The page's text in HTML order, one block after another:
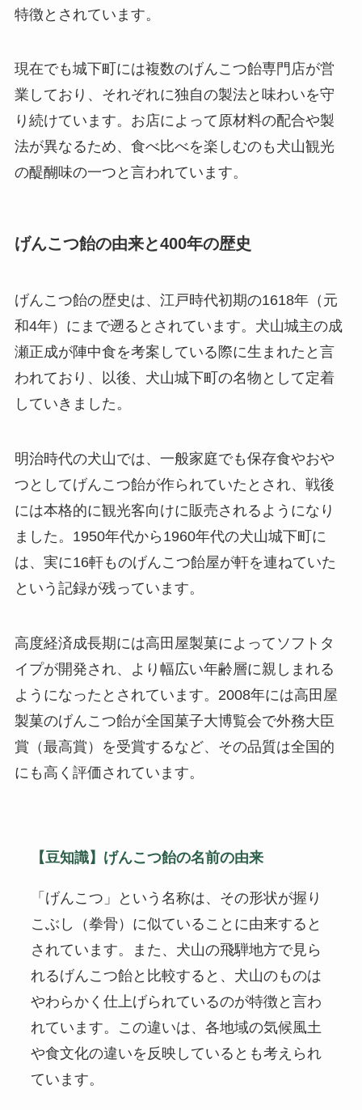
特徴とされています。
現在でも城下町には複数のげんこつ飴専門店が営
業しており、それぞれに独自の製法と味わいを守
り続けています。お店によって原材料の配合や製
法が異なるため、食べ比べを楽しむのも犬山観光
の醍醐味の一つと言われています。
げんこつ飴の由来と400年の歴史
げんこつ飴の歴史は、江戸時代初期の1618年（元
和4年）にまで遡るとされています。犬山城主の成
瀬正成が陣中食を考案している際に生まれたと言
われており、以後、犬山城下町の名物として定着
していきました。
明治時代の犬山では、一般家庭でも保存食やおや
つとしてげんこつ飴が作られていたとされ、戦後
には本格的に観光客向けに販売されるようになり
ました。1950年代から1960年代の犬山城下町に
は、実に16軒ものげんこつ飴屋が軒を連ねていた
という記録が残っています。
高度経済成長期には高田屋製菓によってソフトタ
イプが開発され、より幅広い年齢層に親しまれる
ようになったとされています。2008年には高田屋
製菓のげんこつ飴が全国菓子大博覧会で外務大臣
賞（最高賞）を受賞するなど、その品質は全国的
にも高く評価されています。
【豆知識】げんこつ飴の名前の由来
「げんこつ」という名称は、その形状が握り
こぶし（拳骨）に似ていることに由来すると
されています。また、犬山の飛騨地方で見ら
れるげんこつ飴と比較すると、犬山のものは
やわらかく仕上げられているのが特徴と言わ
れています。この違いは、各地域の気候風土
や食文化の違いを反映しているとも考えられ
ています。